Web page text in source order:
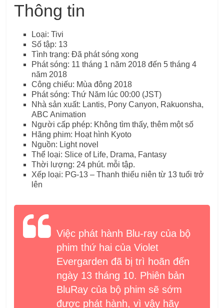
Thông tin
Loại: Tivi
Số tập: 13
Tình trạng: Đã phát sóng xong
Phát sóng: 11 tháng 1 năm 2018 đến 5 tháng 4
năm 2018
Công chiếu: Mùa đông 2018
Phát sóng: Thứ Năm lúc 00:00 (JST)
Nhà sản xuất: Lantis, Pony Canyon, Rakuonsha,
ABC Animation
Người cấp phép: Không tìm thấy, thêm một số
Hãng phim: Hoạt hình Kyoto
Nguồn: Light novel
Thể loại: Slice of Life, Drama, Fantasy
Thời lượng: 24 phút. mỗi tập.
Xếp loại: PG-13 – Thanh thiếu niên từ 13 tuổi trở
lên
Việc phát hành Blu-ray của bộ
phim thứ hai của Violet
Evergarden đã bị trì hoãn đến
ngày 13 tháng 10. Phiên bản
BluRay của bộ phim sẽ sớm
được phát hành, vì vậy hãy